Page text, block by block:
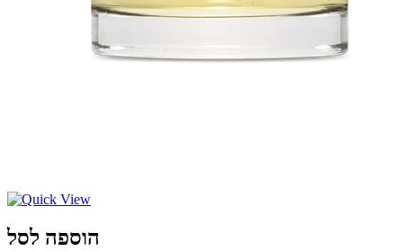
הוספה לסל